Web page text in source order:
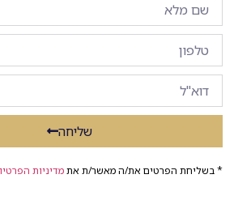
שליחה
* בשליחת הפרטים את/ה מאשר/ת אתמדיניות